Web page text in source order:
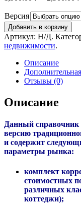
Версия
Добавить в корзину
Артикул: Н/Д.
недвижимости.
Описание
Отзывы (0)
Описание
Данный справочник
версию
и содержит
параметры рынка:
комплект
стоимостных
различных
коттеджи);